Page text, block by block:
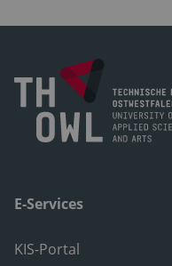
E-Services
KIS-Portal